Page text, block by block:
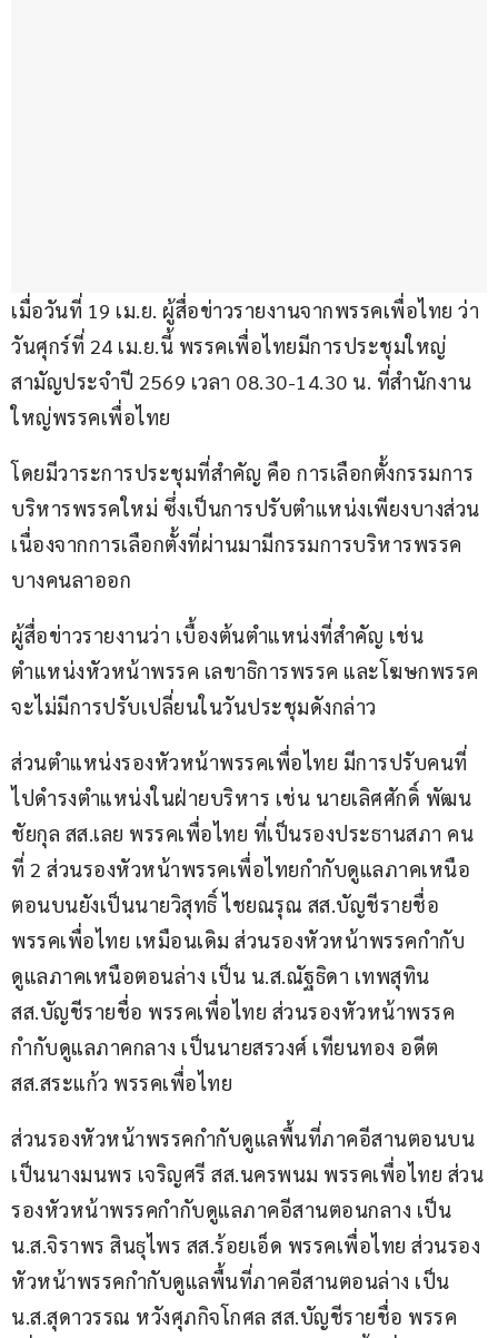
เมื่อวันที่ 19 เม.ย. ผู้สื่อข่าวรายงานจากพรรคเพื่อไทย ว่า
วันศุกร์ที่ 24 เม.ย.นี้ พรรคเพื่อไทยมีการประชุมใหญ่
สามัญประจำปี 2569 เวลา 08.30-14.30 น. ที่สำนักงาน
ใหญ่พรรคเพื่อไทย
โดยมีวาระการประชุมที่สำคัญ คือ การเลือกตั้งกรรมการ
บริหารพรรคใหม่ ซึ่งเป็นการปรับตำแหน่งเพียงบางส่วน
เนื่องจากการเลือกตั้งที่ผ่านมามีกรรมการบริหารพรรค
บางคนลาออก
ผู้สื่อข่าวรายงานว่า เบื้องต้นตำแหน่งที่สำคัญ เช่น
ตำแหน่งหัวหน้าพรรค เลขาธิการพรรค และโฆษกพรรค
จะไม่มีการปรับเปลี่ยนในวันประชุมดังกล่าว
ส่วนตำแหน่งรองหัวหน้าพรรคเพื่อไทย มีการปรับคนที่
ไปดำรงตำแหน่งในฝ่ายบริหาร เช่น นายเลิศศักดิ์ พัฒน
ชัยกุล สส.เลย พรรคเพื่อไทย ที่เป็นรองประธานสภา คน
ที่ 2 ส่วนรองหัวหน้าพรรคเพื่อไทยกำกับดูแลภาคเหนือ
ตอนบนยังเป็นนายวิสุทธิ์ ไชยณรุณ สส.บัญชีรายชื่อ
พรรคเพื่อไทย เหมือนเดิม ส่วนรองหัวหน้าพรรคกำกับ
ดูแลภาคเหนือตอนล่าง เป็น น.ส.ณัฐธิดา เทพสุทิน
สส.บัญชีรายชื่อ พรรคเพื่อไทย ส่วนรองหัวหน้าพรรค
กำกับดูแลภาคกลาง เป็นนายสรวงศ์ เทียนทอง อดีต
สส.สระแก้ว พรรคเพื่อไทย
ส่วนรองหัวหน้าพรรคกำกับดูแลพื้นที่ภาคอีสานตอนบน
เป็นนางมนพร เจริญศรี สส.นครพนม พรรคเพื่อไทย ส่วน
รองหัวหน้าพรรคกำกับดูแลภาคอีสานตอนกลาง เป็น
น.ส.จิราพร สินธุไพร สส.ร้อยเอ็ด พรรคเพื่อไทย ส่วนรอง
หัวหน้าพรรคกำกับดูแลพื้นที่ภาคอีสานตอนล่าง เป็น
น.ส.สุดาวรรณ หวังศุภกิจโกศล สส.บัญชีรายชื่อ พรรค